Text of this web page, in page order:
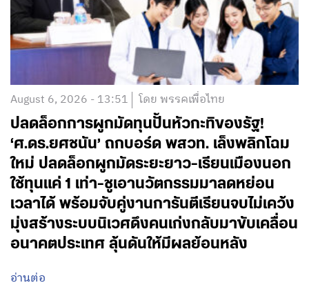
August 6, 2026 - 13:51 โดย พรรคเพื่อไทย
ปลดล็อกการผูกมัดทุนปั้นหัวกะทิของรัฐ!
‘ศ.ดร.ยศชนัน’ ถกบอร์ด พสวท. เล็งพลิกโฉม
ใหม่ ปลดล็อกผูกมัดระยะยาว-เรียนเมืองนอก
ใช้ทุนแค่ 1 เท่า-ชูเอานวัตกรรมมาลดหย่อน
เวลาได้ พร้อมจับคู่งานการันตีเรียนจบไม่เคว้ง
มุ่งสร้างระบบนิเวศดึงคนเก่งกลับมาขับเคลื่อน
อนาคตประเทศ ลุ้นดันให้มีผลย้อนหลัง
อ่านต่อ